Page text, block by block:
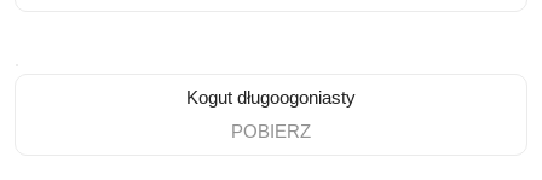
Kogut długoogoniasty
POBIERZ